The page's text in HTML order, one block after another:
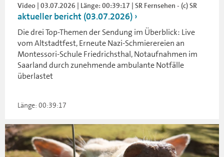
Video | 03.07.2026 | Länge: 00:39:17 | SR Fernsehen - (c) SR
aktueller bericht (03.07.2026)
Die drei Top-Themen der Sendung im Überblick: Live
vom Altstadtfest, Erneute Nazi-Schmierereien an
Montessori-Schule Friedrichsthal, Notaufnahmen im
Saarland durch zunehmende ambulante Notfälle
überlastet
Länge: 00:39:17